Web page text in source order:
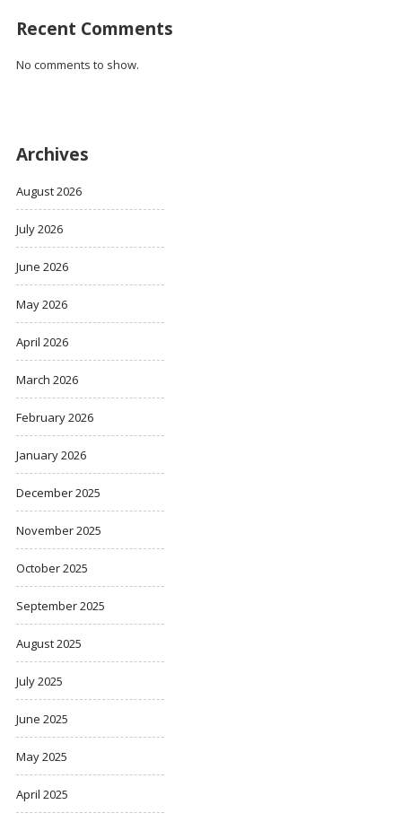
Recent Comments
No comments to show.
Archives
August 2026
July 2026
June 2026
May 2026
April 2026
March 2026
February 2026
January 2026
December 2025
November 2025
October 2025
September 2025
August 2025
July 2025
June 2025
May 2025
April 2025